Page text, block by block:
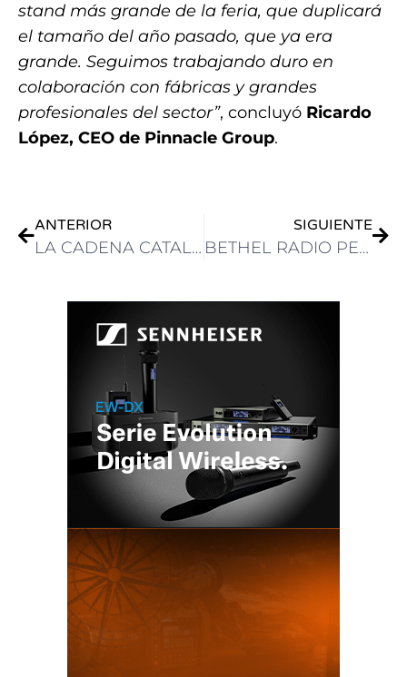
stand más grande de la feria, que duplicará
el tamaño del año pasado, que ya era
grande. Seguimos trabajando duro en
colaboración con fábricas y grandes
profesionales del sector”, concluyó Ricardo
López, CEO de Pinnacle Group.
ANTERIOR
LA CADENA CATALANA 3CAT GESTIONA Y MONITOREA SUS TRANSMISIONES IP CON EL MULTIVIEWER PRISMON DE ROHDE & SCHWARZ
SIGUIENTE
BETHEL RADIO PERÚ OPTIMIZA SUS CAPACIDADES DE TRANSMISIÓN CON LAS SOLUCIONES BASADAS EN IP DE LAWO